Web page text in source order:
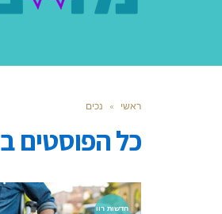
ראשי » נכים
כל הפוסטים ב
חדשות רוו